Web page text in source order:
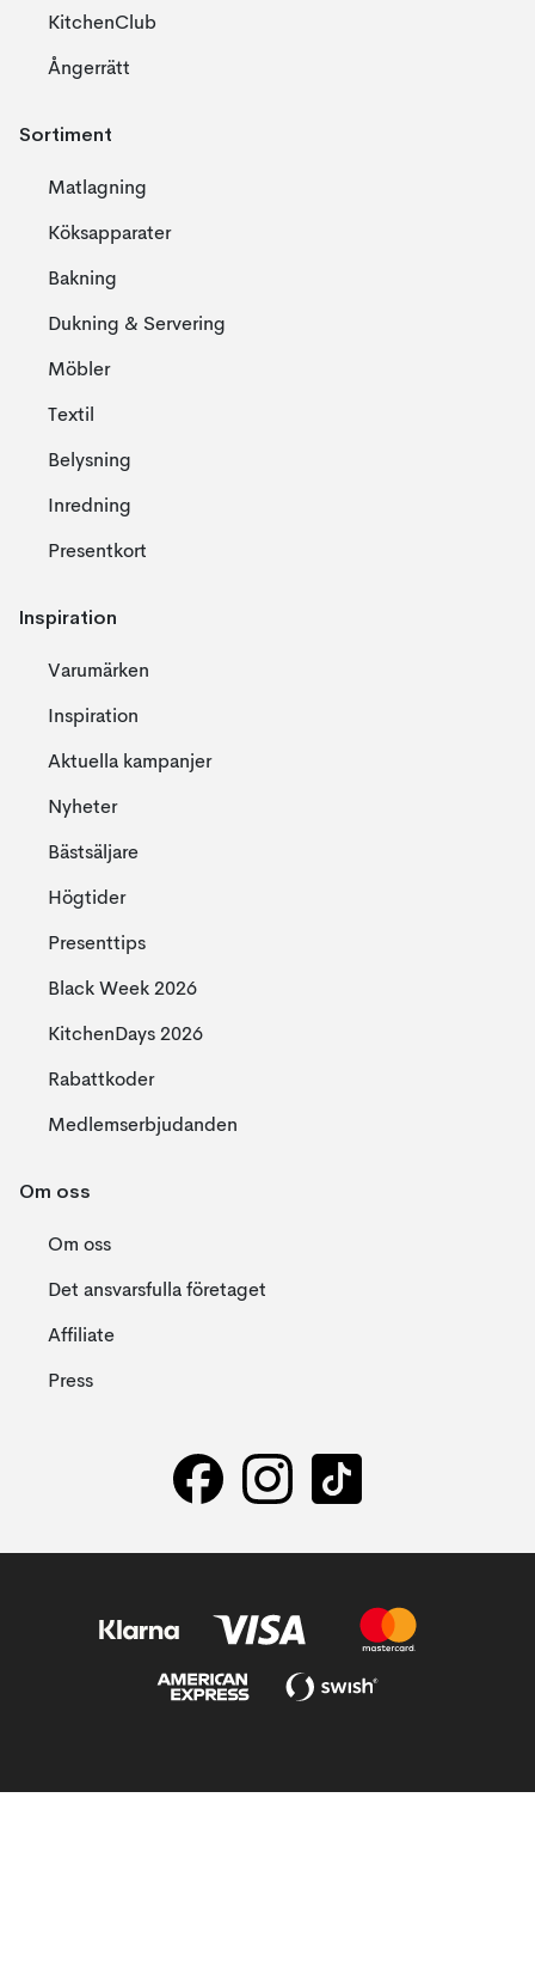
KitchenClub
Ångerrätt
Sortiment
Matlagning
Köksapparater
Bakning
Dukning & Servering
Möbler
Textil
Belysning
Inredning
Presentkort
Inspiration
Varumärken
Inspiration
Aktuella kampanjer
Nyheter
Bästsäljare
Högtider
Presenttips
Black Week 2026
KitchenDays 2026
Rabattkoder
Medlemserbjudanden
Om oss
Om oss
Det ansvarsfulla företaget
Affiliate
Press